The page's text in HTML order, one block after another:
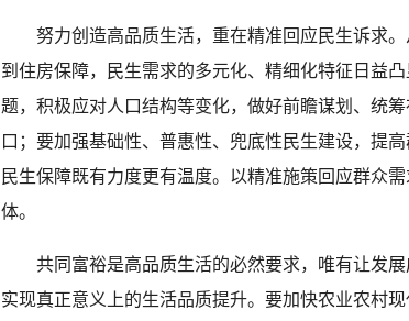
努力创造高品质生活，重在精准回应民生诉求
到住房保障，民生需求的多元化、精细化特征日益
题，积极应对人口结构等变化，做好前瞻谋划、统
口；要加强基础性、普惠性、兜底性民生建设，提
民生保障既有力度更有温度。以精准施策回应群众
体。
共同富裕是高品质生活的必然要求，唯有让发
实现真正意义上的生活品质提升。要加快农业农村